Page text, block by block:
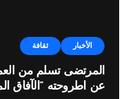
الأخبار ثقافة
المرتضى تسلم من
عن اطروحته “الآفاق